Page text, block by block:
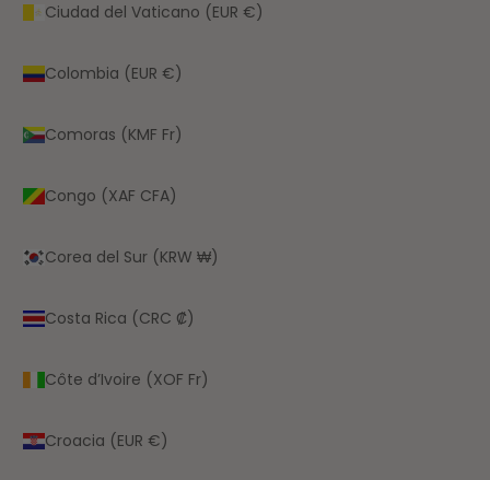
Ciudad del Vaticano (EUR €)
Colombia (EUR €)
Comoras (KMF Fr)
Congo (XAF CFA)
Corea del Sur (KRW ₩)
Costa Rica (CRC ₡)
Côte d’Ivoire (XOF Fr)
Croacia (EUR €)